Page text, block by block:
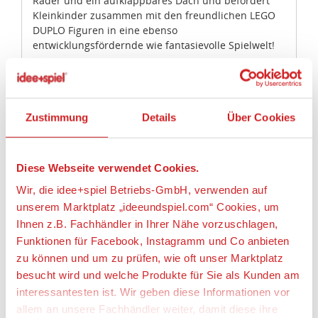
Zustimmung Details Über Cookies
Diese Webseite verwendet Cookies.
Wir, die idee+spiel Betriebs-GmbH, verwenden auf
unserem Marktplatz „ideeundspiel.com“ Cookies, um
Ihnen z.B. Fachhändler in Ihrer Nähe vorzuschlagen,
Funktionen für Facebook, Instagramm und Co anbieten
zu können und um zu prüfen, wie oft unser Marktplatz
besucht wird und welche Produkte für Sie als Kunden am
interessantesten ist. Wir geben diese Informationen vor
allem an unsere Fachhändler weiter, damit diese ihre
Kleinkinder zusammen mit den freundlichen LEGO
DUPLO Figuren in eine ebenso
entwicklungsfördernde wie fantasievolle Spielwelt!
Entwicklungsförderndes Spielzeug für Kleinkinder
Mit LEGO DUPLO Spielzeug lernen Vorschulkinder
ganz spielerisch. LEGO DUPLO Spielsets lassen
Eltern und Kleinkinder miteinander bauen und
Stelle Kleinkindern die Zahlen mit LEGO®
DUPLO® Mein erster Zahlenzug – Zählen lernen
(10954) vor. Diese farbenfrohe neue Version des
legendären Zahlenzugs bringt Kindern noch
mehr bei.
Beinhaltet 10 Zahlensteine, die auf den
Waggons des Schiebezugs transportiert
werden. Drei LEGO® DUPLO® Figuren – ein
Junge, ein Mädchen und ein Hund – laden zu
fantasievollen Rollenspielen ein.